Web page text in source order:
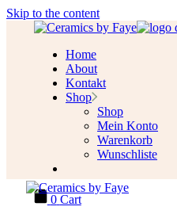
Skip to the content
Home
About
Kontakt
Shop
Shop
Mein Konto
Warenkorb
Wunschliste
0 Cart